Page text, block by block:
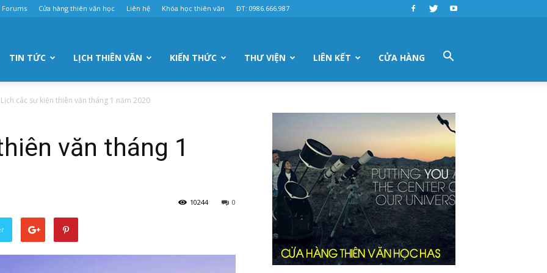
Forums Cửa hàng thiên văn học Liên hệ Khóa học thiên văn ĐT: 0986.666.987
TIN TỨC LỊCH THIÊN VĂN KIẾN THỨC THƯ VIỆN LIÊN KẾT CỬA HÀNG
Lịch các sự kiện thiên văn tháng 1 năm 2020
văn tháng 1
0
10244